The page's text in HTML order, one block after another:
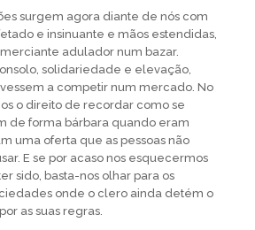
surgem agora diante de nós com
e insinuante e mãos estendidas,
adulador num bazar.
solidariedade e elevação,
a competir num mercado. No
o direito de recordar como se
de forma bárbara quando eram
uma oferta que as pessoas não
E se por acaso nos esquecermos
sido, basta-nos olhar para os
onde o clero ainda detém o
as suas regras.